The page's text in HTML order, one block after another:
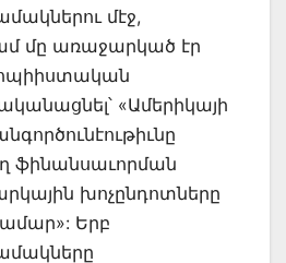
մէջ,
մը առաջարկած էր
«Ամերիկայի
ֆինանսաւորման
խոչընդոտները
Երբ